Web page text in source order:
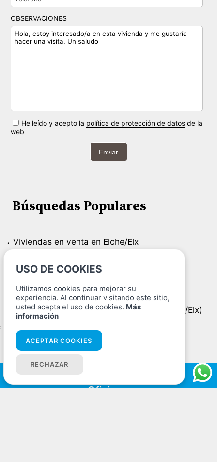
OBSERVACIONES
He leído y acepto la política de protección de datosde la
web
Enviar
Búsquedas Populares
Viviendas en venta en Elche/Elx
Viviendas en venta en La Marina - El Pinet
(Elche/Elx)
Piso en venta en La Marina - El Pinet (Elche/Elx)
;
Oficinas
USO DE COOKIES
Utilizamos cookies para mejorar su
experiencia. Al continuar visitando este sitio,
usted acepta el uso de cookies. Más
información
ACEPTAR COOKIES
RECHAZAR